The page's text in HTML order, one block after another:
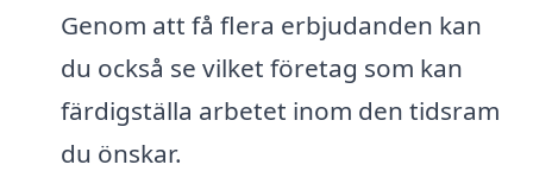
Genom att få flera erbjudanden kan
du också se vilket företag som kan
färdigställa arbetet inom den tidsram
du önskar.